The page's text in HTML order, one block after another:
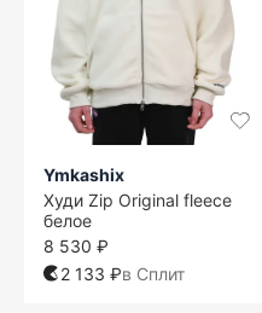
Ymkashix
Худи Zip Original fleece
белое
8 530 ₽
2 133 ₽в Сплит